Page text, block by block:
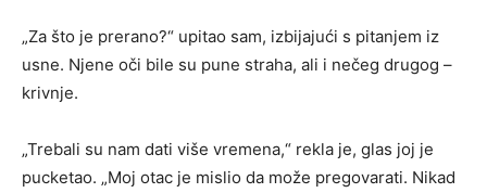
„Za što je prerano?“ upitao sam, izbijajući s pitanjem iz
usne. Njene oči bile su pune straha, ali i nečeg drugog –
krivnje.
„Trebali su nam dati više vremena,“ rekla je, glas joj je
pucketao. „Moj otac je mislio da može pregovarati. Nikad